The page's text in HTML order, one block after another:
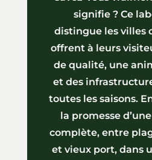
signifie ? Ce
distingue les villes
offrent à leurs
de qualité, une
et des
toutes les saisons.
la promesse
complète, entre
et vieux port, dans